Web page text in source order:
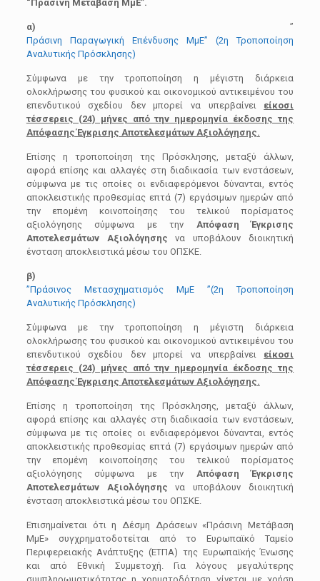
“Πράσινη Μετάβαση ΜμΕ”.
α) ”
Πράσινη Παραγωγική Επένδυσης ΜμΕ” (2η Τροποποίηση
Αναλυτικής Πρόσκλησης)
Σύμφωνα με την τροποποίηση η μέγιστη διάρκεια
ολοκλήρωσης του φυσικού και οικονομικού αντικειμένου του
επενδυτικού σχεδίου δεν μπορεί να υπερβαίνει είκοσι
τέσσερεις (24) μήνες από την ημερομηνία έκδοσης της
Απόφασης Έγκρισης Αποτελεσμάτων Αξιολόγησης.
Επίσης η τροποποίηση της Πρόσκλησης, μεταξύ άλλων,
αφορά επίσης και αλλαγές στη διαδικασία των ενστάσεων,
σύμφωνα με τις οποίες οι ενδιαφερόμενοι δύνανται, εντός
αποκλειστικής προθεσμίας επτά (7) εργάσιμων ημερών από
την επομένη κοινοποίησης του τελικού πορίσματος
αξιολόγησης σύμφωνα με την Απόφαση Έγκρισης
Αποτελεσμάτων Αξιολόγησης να υποβάλουν διοικητική
ένσταση αποκλειστικά μέσω του ΟΠΣΚΕ.
β)
”Πράσινος Μετασχηματισμός ΜμΕ ”(2η Τροποποίηση
Αναλυτικής Πρόσκλησης)
Σύμφωνα με την τροποποίηση η μέγιστη διάρκεια
ολοκλήρωσης του φυσικού και οικονομικού αντικειμένου του
επενδυτικού σχεδίου δεν μπορεί να υπερβαίνει είκοσι
τέσσερεις (24) μήνες από την ημερομηνία έκδοσης της
Απόφασης Έγκρισης Αποτελεσμάτων Αξιολόγησης.
Επίσης η τροποποίηση της Πρόσκλησης, μεταξύ άλλων,
αφορά επίσης και αλλαγές στη διαδικασία των ενστάσεων,
σύμφωνα με τις οποίες οι ενδιαφερόμενοι δύνανται, εντός
αποκλειστικής προθεσμίας επτά (7) εργάσιμων ημερών από
την επομένη κοινοποίησης του τελικού πορίσματος
αξιολόγησης σύμφωνα με την Απόφαση Έγκρισης
Αποτελεσμάτων Αξιολόγησης να υποβάλουν διοικητική
ένσταση αποκλειστικά μέσω του ΟΠΣΚΕ.
Επισημαίνεται ότι η Δέσμη Δράσεων «Πράσινη Μετάβαση
ΜμΕ» συγχρηματοδοτείται από το Ευρωπαϊκό Ταμείο
Περιφερειακής Ανάπτυξης (ΕΤΠΑ) της Ευρωπαϊκής Ένωσης
και από Εθνική Συμμετοχή. Για λόγους μεγαλύτερης